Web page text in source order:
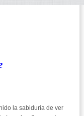
la sabiduría de ver